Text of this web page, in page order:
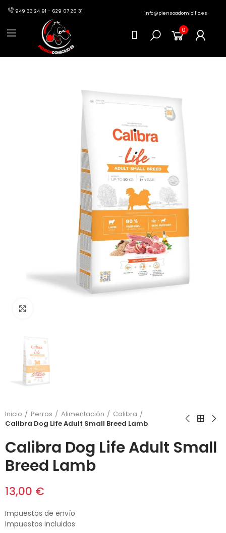
949 33 24 91 - 629 07 26 31 info@piensoadomicilio.es
0
Inicio Perros Alimentación
Calibra
Calibra Dog Life Adult Small Breed Lamb
Calibra Dog Life Adult Small
Breed Lamb
13,00 €
Impuestos de envío
Impuestos incluidos